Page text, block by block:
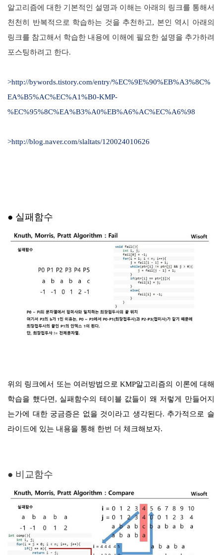
알고리즘에 대한 기본적인 설명과 이해는 아래의 링크를 통해서
천천히 반복적으로 학습하는 것을 추천하고, 본인
역시 아래의
링크를 참고해서 학습한 내용에 이해에 필요한 설명을 추가하려
포스팅하려고 한다.
>http://bywords.tistory.com/entry/%EC%9E%90%EB%A3%8C%
EA%B5%AC%EC%A1%B0-KMP-
%EC%95%8C%EA%B3%A0%EB%A6%AC%EC%A6%98
>http://blog.naver.com/slaltats/120024010626
● 실패함수
위의 링크에서 또는 여러방법으로 KMP알고리즘의 이론에 대해
학습을 했다면, 실패함수의 테이블 값들이 왜 저렇게 만들어지
는가에 대한 궁금증은 없을 것이라고 생각된다. 추가적으로 슬
라이드에 있는 내용을 통해 한번 더 체크해보자.
● 비교함수